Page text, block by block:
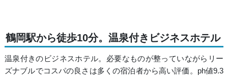
鶴岡駅から徒歩10分。温泉付きビジネスホテル
温泉付きのビジネスホテル。必要なものが整っていながらリー
ズナブルでコスパの良さは多くの宿泊者から高い評価。ph値9.3